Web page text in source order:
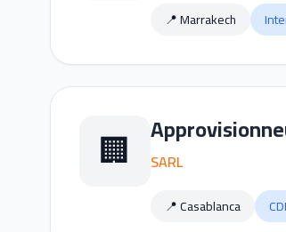
📍 Marrakech
🏢 SARL
📍 Casablanca CDI